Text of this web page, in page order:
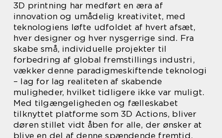
3D printning har medført en æra af
innovation og umådelig kreativitet, med
teknologiens løfte udfoldet af hvert afsæt,
hver designer og hver nysgerrige sind. Fra
skabe små, individuelle projekter til
forbedring af global fremstillings industri,
vækker denne paradigmeskiftende teknologi
– lag for lag realiteten af skabende
muligheder, hvilket tidligere ikke var muligt.
Med tilgængeligheden og fælleskabet
tilknyttet platforme som 3D Actions, bliver
døren stillet vidt åben for alle, der ønsker at
blive en del af denne spændende fremtid.